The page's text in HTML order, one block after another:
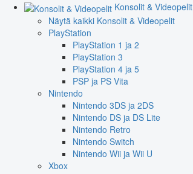
Konsolit & Videopelit
Näytä kaikki Konsolit & Videopelit
PlayStation
PlayStation 1 ja 2
PlayStation 3
PlayStation 4 ja 5
PSP ja PS Vita
Nintendo
Nintendo 3DS ja 2DS
Nintendo DS ja DS Lite
Nintendo Retro
Nintendo Switch
Nintendo Wii ja Wii U
Xbox